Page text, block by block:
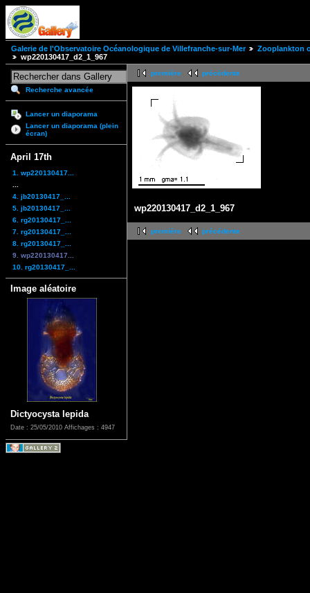
Galerie de l'Observatoire Océanologique de Villefranche-sur-Mer
Zooplankton
wp220130417_d2_1_967
Recherche avancée
Lancer un diaporama
Lancer un diaporama (plein
écran)
April 17th
1. wp220130417...
4. jb20130417_...
5. jb20130417_...
6. rg20130417_...
7. rg20130417_...
8. rg20130417_...
9. wp220130417...
10. rg20130417_...
Image aléatoire
Dictyocysta lepida
Date : 25/05/2010 Affichages : 4947
première précédente
wp220130417_d2_1_967
première précédente